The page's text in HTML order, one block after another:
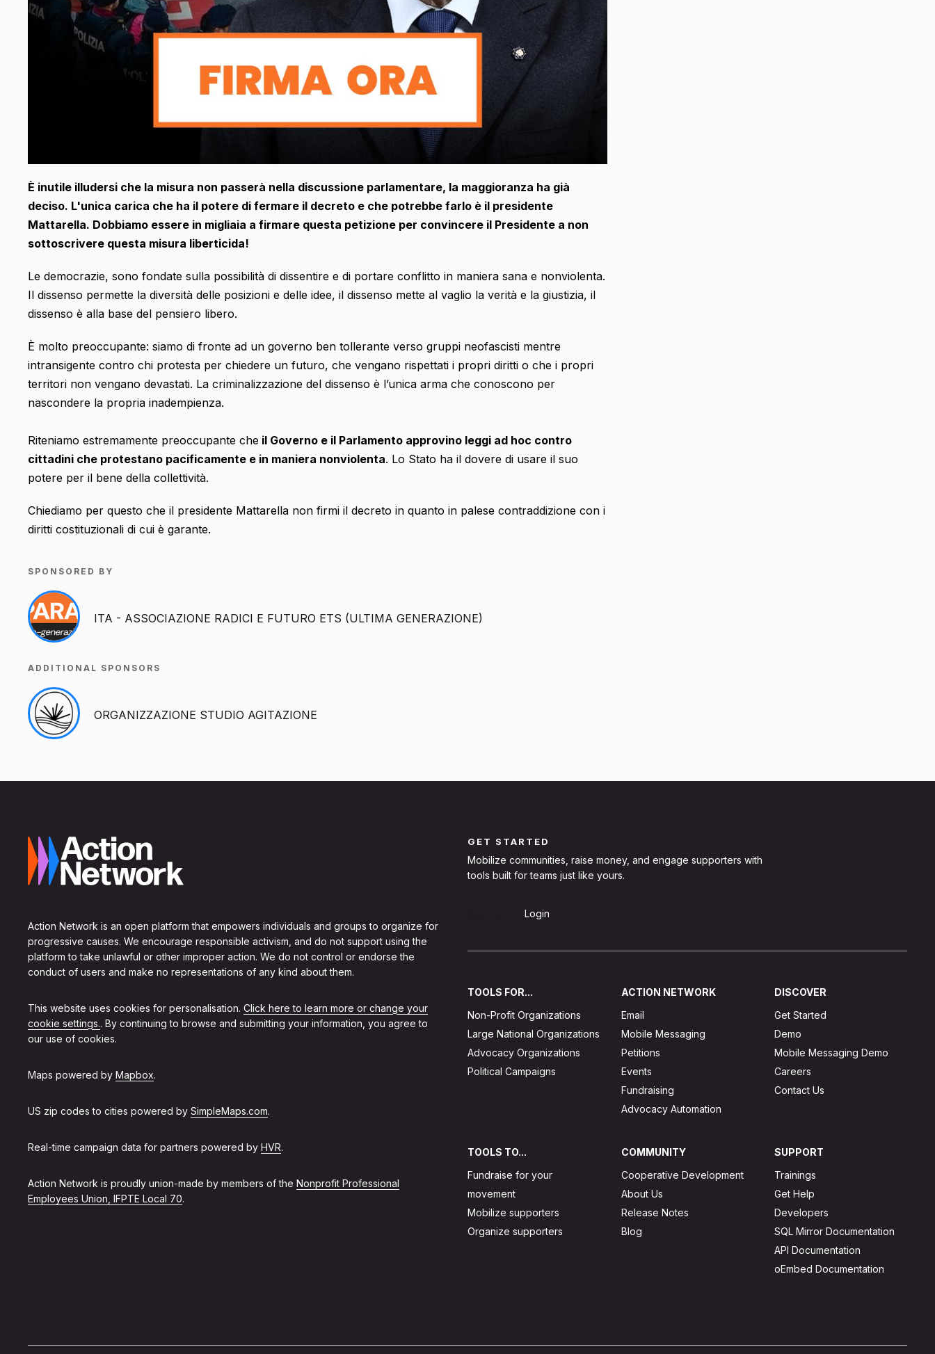
È inutile illudersi che la misura non passerà nella discussione parlamentare, la maggioranza ha già
deciso. L'unica carica che ha il potere di fermare il decreto e che potrebbe farlo è il presidente
Mattarella. Dobbiamo essere in migliaia a firmare questa petizione per convincere il Presidente a non
sottoscrivere questa misura liberticida!
Le democrazie, sono fondate sulla possibilità di dissentire e di portare conflitto in maniera sana e nonviolenta.
Il dissenso permette la diversità delle posizioni e delle idee, il dissenso mette al vaglio la verità e la giustizia, il
dissenso è alla base del pensiero libero.
È molto preoccupante: siamo di fronte ad un governo ben tollerante verso gruppi neofascisti mentre
intransigente contro chi protesta per chiedere un futuro, che vengano rispettati i propri diritti o che i propri
territori non vengano devastati. La criminalizzazione del dissenso è l’unica arma che conoscono per
nascondere la propria inadempienza.
Riteniamo estremamente preoccupante che il Governo e il Parlamento approvino leggi ad hoc contro
cittadini che protestano pacificamente e in maniera nonviolenta. Lo Stato ha il dovere di usare il suo
potere per il bene della collettività.
Chiediamo per questo che il presidente Mattarella non firmi il decreto in quanto in palese contraddizione con i
diritti costituzionali di cui è garante.
SPONSORED BY
ITA - ASSOCIAZIONE RADICI E FUTURO ETS (ULTIMA GENERAZIONE)
ADDITIONAL SPONSORS
ORGANIZZAZIONE STUDIO AGITAZIONE
Action Network is an open platform that empowers individuals and groups to organize for
progressive causes. We encourage responsible activism, and do not support using the
platform to take unlawful or other improper action. We do not control or endorse the
conduct of users and make no representations of any kind about them.
This website uses cookies for personalisation. Click here to learn more or change your
cookie settings.. By continuing to browse and submitting your information, you agree to
our use of cookies.
Maps powered by Mapbox.
US zip codes to cities powered by SimpleMaps.com.
Real-time campaign data for partners powered by HVR.
Action Network is proudly union-made by members of the Nonprofit Professional
Employees Union, IFPTE Local 70.
GET STARTED
Mobilize communities, raise money, and engage supporters with
tools built for teams just like yours.
Login
TOOLS FOR...
Non-Profit Organizations
Large National Organizations
Advocacy Organizations
Political Campaigns
ACTION NETWORK
Email
Mobile Messaging
Petitions
Events
Fundraising
Advocacy Automation
DISCOVER
Get Started
Demo
Mobile Messaging Demo
Careers
Contact Us
TOOLS TO...
Fundraise for your
movement
Mobilize supporters
Organize supporters
COMMUNITY
Cooperative Development
About Us
Release Notes
Blog
SUPPORT
Trainings
Get Help
Developers
SQL Mirror Documentation
API Documentation
oEmbed Documentation